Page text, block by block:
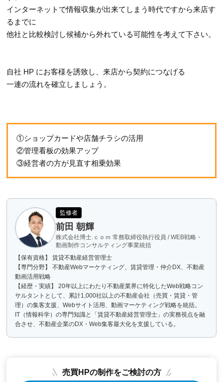
インターネットで情報収集が出来てしまう時代ですから来店す
るまでに
他社と比較検討し候補から外れている可能性を考えて下さい。
自社 HP にお客様を誘致し、来店から契約につなげる
一連の流れを確立しましょう。
①ショップカードや店舗チラシの活用
②管理看板の効果アップ
③経営者の方が見直す相乗効果
監修者
前田 朝輝
株式会社博士.ｃｏｍ 常務取締役執行役員 / WEB戦略・
動画制作コンサルティング事業統括
【保有資格】 賃貸不動産経営管理士
【専門分野】 不動産Webマーケティング、賃貸管理・仲介DX、不動産
動画活用戦略
【経歴・実績】 20年以上にわたり不動産業界に特化したWeb戦略コン
サルタントとして、累計1,000社以上の不動産会社（売買・賃貸・管
理）の集客支援、Webサイト活用、動画マーケティング戦略を統括。
IT（情報科学）の専門知識と「賃貸不動産経営管理士」の実務視点を融
合させ、不動産企業のDX・Web集客最大化を支援している。
売買HPの制作をご検討の方